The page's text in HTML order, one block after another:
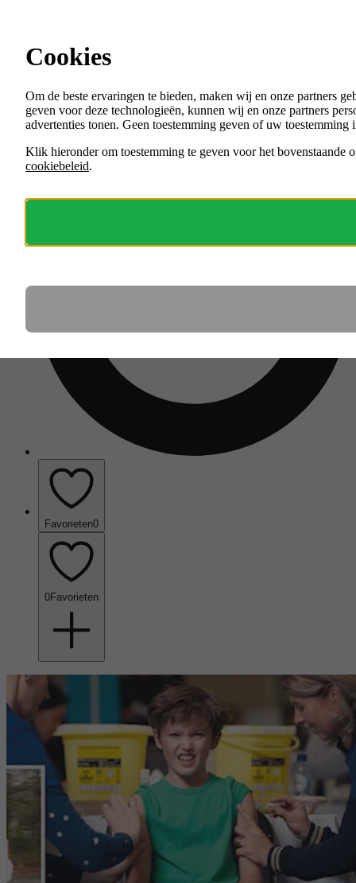
Menu
VACATURES
ORGANISATIES
Favorieten0
0Favorieten
Cookies
Om de beste ervaringen te bieden, maken wij en onze partners
geven voor deze technologieën, kunnen wij en onze partners
advertenties tonen. Geen toestemming geven of uw
Klik hieronder om toestemming te geven voor het bovenstaande
cookiebeleid.